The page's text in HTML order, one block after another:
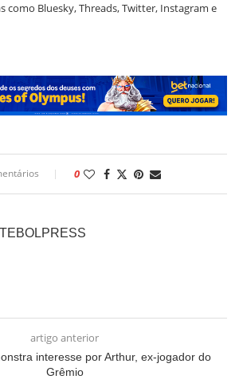
como Bluesky, Threads, Twitter, Instagram e
0
artigo anterior
interesse por Arthur, ex-jogador do
Grêmio